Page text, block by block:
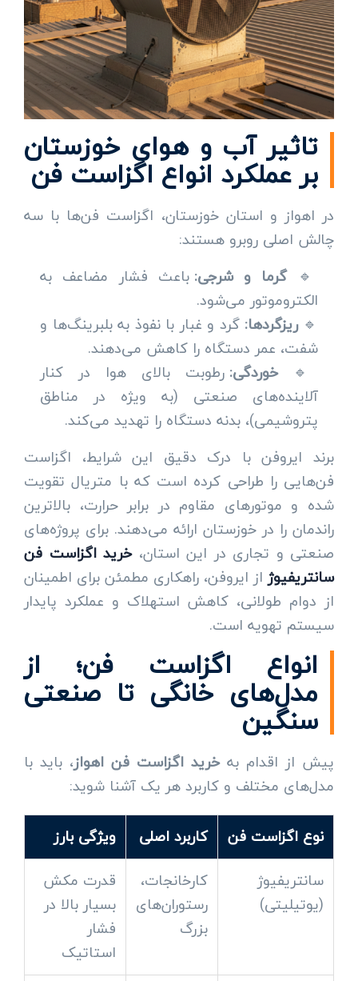
تاثیر آب و هوای خوزستان
بر عملکرد انواع اگزاست فن
در اهواز و استان خوزستان، اگزاست فن‌ها با سه
چالش اصلی روبرو هستند:
🔹گرما و شرجی: باعث فشار مضاعف به
الکتروموتور می‌شود.
🔹ریزگردها: گرد و غبار با نفوذ به بلبرینگ‌ها و
شفت، عمر دستگاه را کاهش می‌دهند.
🔹خوردگی: رطوبت بالای هوا در کنار
آلاینده‌های صنعتی (به ویژه در مناطق
پتروشیمی)، بدنه دستگاه را تهدید می‌کند.
برند ایروفن با درک دقیق این شرایط، اگزاست
فن‌هایی را طراحی کرده است که با متریال تقویت
شده و موتورهای مقاوم در برابر حرارت، بالاترین
راندمان را در خوزستان ارائه می‌دهند. برای پروژه‌های
صنعتی و تجاری در این استان،خرید اگزاست فن
سانتریفیوژاز ایروفن، راهکاری مطمئن برای اطمینان
از دوام طولانی، کاهش استهلاک و عملکرد پایدار
سیستم تهویه است.
انواع اگزاست فن؛ از
مدل‌های خانگی تا صنعتی
سنگین
پیش از اقدام بهخرید اگزاست فن اهواز، باید با
مدل‌های مختلف و کاربرد هر یک آشنا شوید:
نوع اگزاست فن کاربرد اصلی
ویژگی بارز
سانتریفیوژ
(یوتیلیتی)
کارخانجات،
رستوران‌های
بزرگ
قدرت مکش
بسیار بالا در
فشار
استاتیک